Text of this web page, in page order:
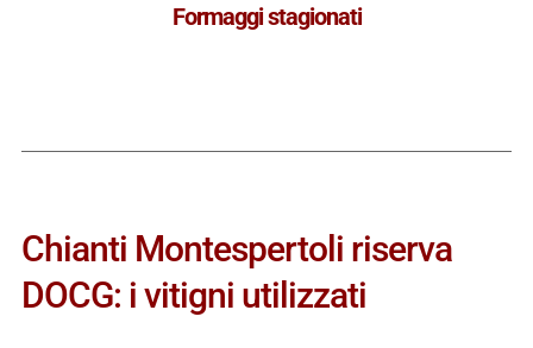
Formaggi stagionati
Chianti Montespertoli riserva
DOCG: i vitigni utilizzati